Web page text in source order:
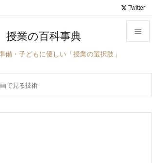


前へ
Twitter
授業の百科事典
備・子どもに優しい「授業の選択肢」
で見る技術